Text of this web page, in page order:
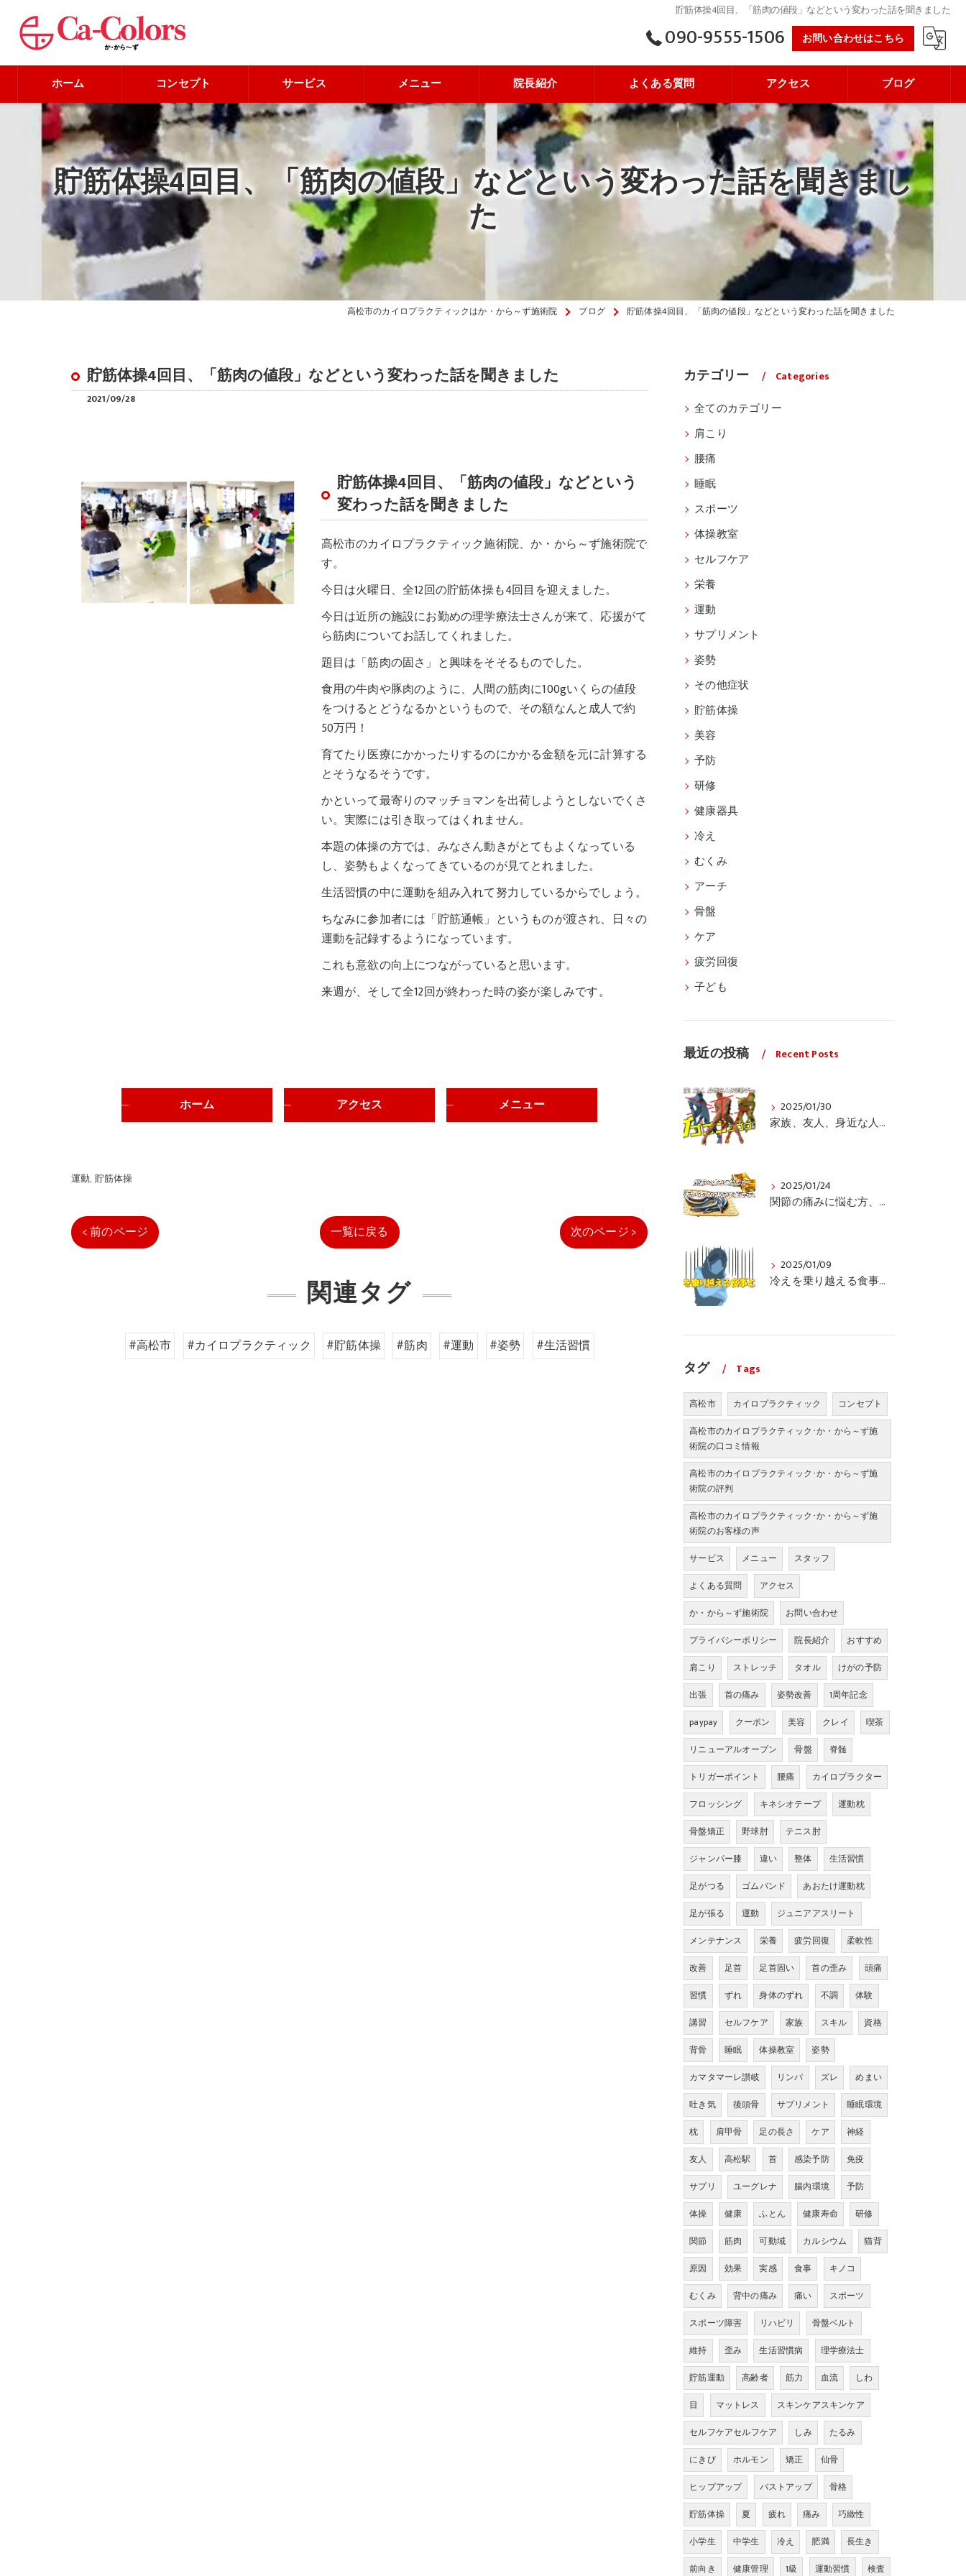
貯筋体操4回目、「筋肉の値段」などという変わった話を聞きました
090-9555-1506 お問い合わせはこちら
ホーム コンセプト サービス メニュー 院長紹介 よくある質問 アクセス ブログ
貯筋体操4回目、「筋肉の値段」などという変わった話を聞きまし
た
高松市のカイロプラクティックはか・から～ず施術院 ブログ 貯筋体操4回目、「筋肉の値段」などという変わった話を聞きました
貯筋体操4回目、「筋肉の値段」などという変わった話を聞きました
2021/09/28
貯筋体操4回目、「筋肉の値段」などという
変わった話を聞きました
高松市のカイロプラクティック施術院、か・から～ず施術院で
す。
今日は火曜日、全12回の貯筋体操も4回目を迎えました。
今日は近所の施設にお勤めの理学療法士さんが来て、応援がて
ら筋肉についてお話してくれました。
題目は「筋肉の固さ」と興味をそそるものでした。
食用の牛肉や豚肉のように、人間の筋肉に100gいくらの値段
をつけるとどうなるかというもので、その額なんと成人で約
50万円！
育てたり医療にかかったりするのにかかる金額を元に計算する
とそうなるそうです。
かといって最寄りのマッチョマンを出荷しようとしないでくさ
い。実際には引き取ってはくれません。
本題の体操の方では、みなさん動きがとてもよくなっている
し、姿勢もよくなってきているのが見てとれました。
生活習慣の中に運動を組み入れて努力しているからでしょう。
ちなみに参加者には「貯筋通帳」というものが渡され、日々の
運動を記録するようになっています。
これも意欲の向上につながっていると思います。
来週が、そして全12回が終わった時の姿が楽しみです。
ホーム アクセス メニュー
運動 貯筋体操
< 前のページ 一覧に戻る 次のページ >
関連タグ
#高松市 #カイロプラクティック #貯筋体操 #筋肉 #運動 #姿勢 #生活習慣
カテゴリー Categories
全てのカテゴリー
肩こり
腰痛
睡眠
スポーツ
体操教室
セルフケア
栄養
運動
サプリメント
姿勢
その他症状
貯筋体操
美容
予防
研修
健康器具
冷え
むくみ
アーチ
骨盤
ケア
疲労回復
子ども
最近の投稿 Recent Posts
2025/01/30
家族、友人、身近な人の姿勢をちょっと見てみませんか？
2025/01/24
関節の痛みに悩む方、栄養面からの取り組みも重要ですよ！
2025/01/09
冷えを乗り越える食事と運動
タグ Tags
高松市 カイロプラクティック
コンセプト
高松市のカイロプラクティック･か・から～ず施
術院の口コミ情報
高松市のカイロプラクティック･か・から～ず施
術院の評判
高松市のカイロプラクティック･か・から～ず施
術院のお客様の声
サービス
メニュー
スタッフ
よくある質問
アクセス
か・から～ず施術院
お問い合わせ
プライバシーポリシー
院長紹介
おすすめ
肩こり
ストレッチ タオル
けがの予防
出張
首の痛み 姿勢改善
1周年記念
paypay
クーポン 美容 クレイ
喫茶
リニューアルオープン
骨盤
脊髄
トリガーポイント
腰痛
カイロプラクター
フロッシング
キネシオテープ
運動枕
骨盤矯正
野球肘
テニス肘
ジャンパー膝
違い 整体
生活習慣
足がつる
ゴムバンド
あおたけ運動枕
足が張る
運動
ジュニアアスリート
メンテナンス
栄養 疲労回復
柔軟性
改善
足首 足首固い 首の歪み
頭痛
習慣
ずれ 身体のずれ 不調
体験
講習
セルフケア 家族 スキル
資格
背骨
睡眠 体操教室
姿勢
カマタマーレ讃岐
リンパ ズレ
めまい
吐き気
後頭骨 サプリメント
睡眠環境
枕
肩甲骨 足の長さ ケア
神経
友人
高松駅 首 感染予防
免疫
サプリ
ユーグレナ 腸内環境
予防
体操
健康 ふとん 健康寿命
研修
関節
筋肉 可動域 カルシウム
猫背
原因
効果 実感 食事
キノコ
むくみ
背中の痛み 痛い
スポーツ
スポーツ障害
リハビリ
骨盤ベルト
維持
歪み 生活習慣病
理学療法士
貯筋運動
高齢者 筋力 血流
しわ
目
マットレス
スキンケアスキンケア
セルフケアセルフケア
しみ
たるみ
にきび
ホルモン 矯正
仙骨
ヒップアップ
バストアップ
骨格
貯筋体操
夏 疲れ 痛み
巧緻性
小学生
中学生 冷え 肥満
長生き
前向き
健康管理 1級 運動習慣 検査